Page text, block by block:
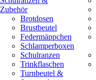
Zubehör
Brotdosen
Brustbeutel
Federmäppchen
Schlamperboxen
Schulranzen
Trinkflaschen
Turnbeutel &